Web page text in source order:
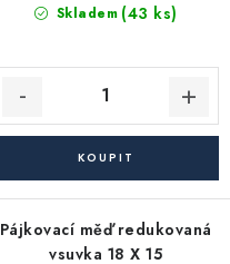
Skladem (43 ks)
Pájkovací měď redukovaná
vsuvka 18 X 15